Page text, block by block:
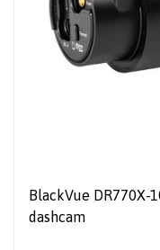
BlackVue DR770X-
dashcam